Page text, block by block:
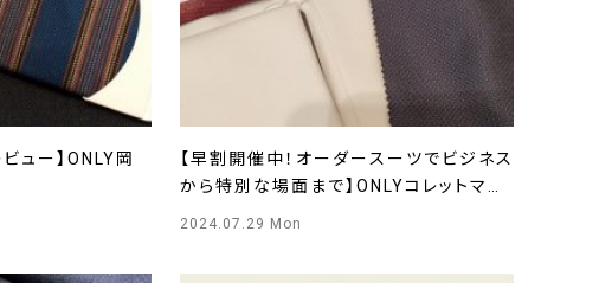
ュー】ONLY岡
【早割開催中！オーダースーツでビジネス
から特別な場面まで】ONLYコレットマー
2024.07.29 Mon